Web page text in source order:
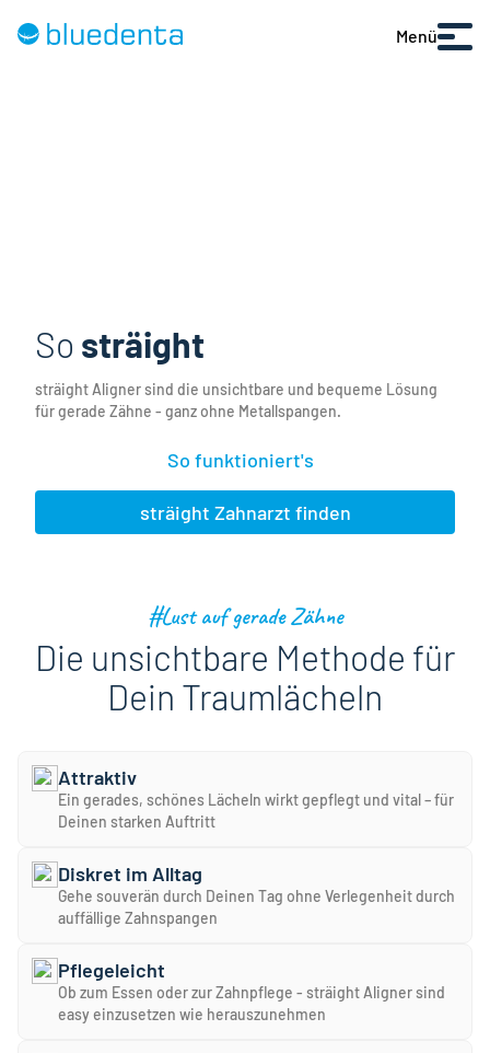
Menü
So sträight
sträight Aligner sind die unsichtbare und bequeme Lösung
für gerade Zähne - ganz ohne Metallspangen.
So funktioniert's
sträight Zahnarzt finden
#Lust auf gerade Zähne
Die unsichtbare Methode für
Dein Traumlächeln
Attraktiv
Ein gerades, schönes Lächeln wirkt gepflegt und vital – für
Deinen starken Auftritt
Diskret im Alltag
Gehe souverän durch Deinen Tag ohne Verlegenheit durch
auffällige Zahnspangen
Pflegeleicht
Ob zum Essen oder zur Zahnpflege - sträight Aligner sind
easy einzusetzen wie herauszunehmen